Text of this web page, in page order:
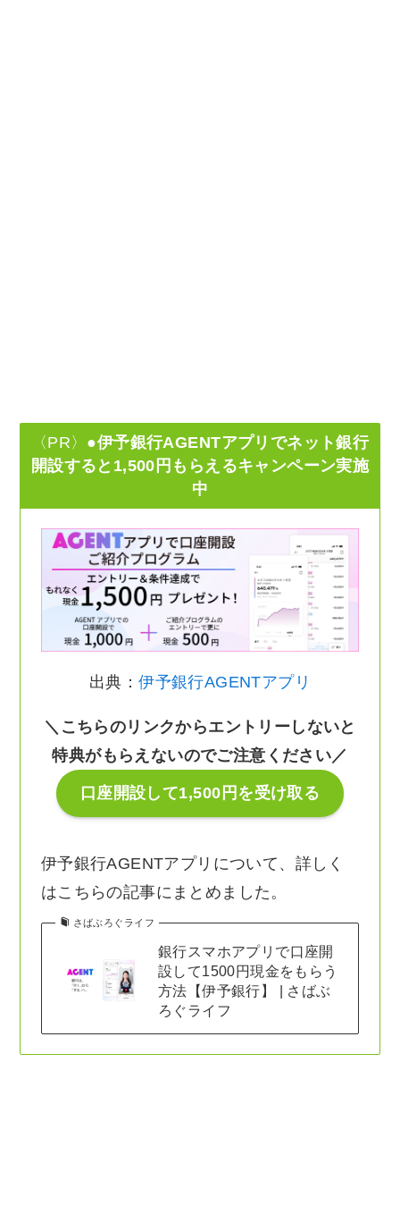
〈PR〉 ●伊予銀行AGENTアプリでネット銀行
開設すると1,500円もらえるキャンペーン実施
中
出典：伊予銀行AGENTアプリ
＼こちらのリンクからエントリーしないと
特典がもらえないのでご注意ください／
口座開設して1,500円を受け取る
伊予銀行AGENTアプリについて、詳しく
はこちらの記事にまとめました。
さばぶろぐライフ
銀行スマホアプリで口座開
設して1500円現金をもらう
方法【伊予銀行】 | さばぶ
ろぐライフ